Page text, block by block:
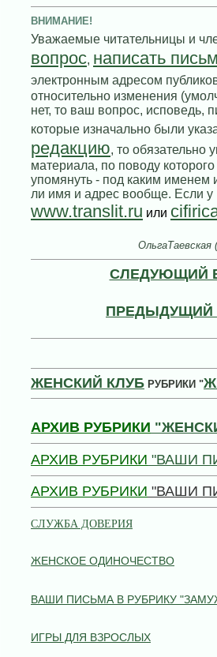
ВНИМАНИЕ!
Уважаемые читательницы и
вопрос, написать
электронным адресом
относительно изменения
нет, то ваш вопрос, исповедь,
которые изначально были
редакцию, то обязательно
материала, по поводу
упомянуть - под каким именем
ли имя и адрес вообще. Если у
www.translit.ru или
ОльгаТаевская
СЛЕДУЮЩИЙ
ПРЕДЫДУЩИЙ
ЖЕНСКИЙ КЛУБ РУБРИКИ "
АРХИВ РУБРИКИ
АРХИВ РУБРИКИ "ВАШИ
АРХИВ РУБРИКИ "ВАШИ
СЛУЖБА ДОВЕРИЯ
ЖЕНСКОЕ ОДИНОЧЕСТВО
ВАШИ ПИСЬМА В РУБРИКУ
ИГРЫ ДЛЯ ВЗРОСЛЫХ